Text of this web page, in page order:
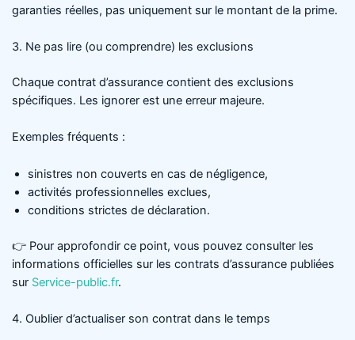
garanties réelles, pas uniquement sur le montant de la prime.
3. Ne pas lire (ou comprendre) les exclusions
Chaque contrat d’assurance contient des exclusions
spécifiques. Les ignorer est une erreur majeure.
Exemples fréquents :
sinistres non couverts en cas de négligence,
activités professionnelles exclues,
conditions strictes de déclaration.
👉 Pour approfondir ce point, vous pouvez consulter les
informations officielles sur les contrats d’assurance publiées
sur Service-public.fr.
4. Oublier d’actualiser son contrat dans le temps